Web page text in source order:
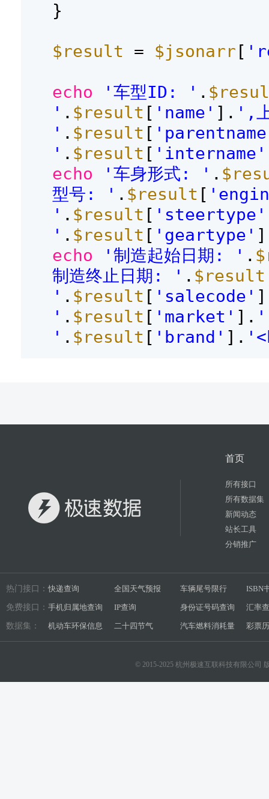
}
$result = $jsonarr [
echo '车型ID: ' .
' . $result [ 'name' ]. ',
' . $result [
' . $result [ 'intername'
echo
'车身形式: ' .
型号: ' . $result [
' . $result [ 'steertype'
' . $result [ 'geartype'
echo
'制造起始日期: ' .
制造终止日期: ' . $result
' . $result [ 'salecode'
' . $result [ 'market' ].
' . $result [ 'brand' ].
首页
所有接口
所有数据集
新闻动态
站长工具
分销推广
热门接口： 快递查询 全国天气预报 车辆尾号限行 ISBN
免费接口： 手机归属地查询 IP查询 身份证号码查询 汇率
数据集： 机动车环保信息 二十四节气 汽车燃料消耗量 彩票
© 2015-2025 杭州极速互联科技有限公司